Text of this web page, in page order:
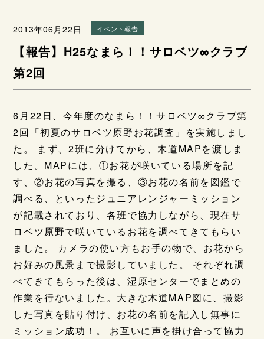
2013年06月22日 イベント報告
【報告】H25なまら！！サロベツ∞クラブ
第2回
6月22日、今年度のなまら！！サロベツ∞クラブ第
2回「初夏のサロベツ原野お花調査」を実施しまし
た。 まず、2班に分けてから、木道MAPを渡しま
した。MAPには、①お花が咲いている場所を記
す、②お花の写真を撮る、③お花の名前を図鑑で
調べる、といったジュニアレンジャーミッション
が記載されており、各班で協力しながら、現在サ
ロベツ原野で咲いているお花を調べてきてもらい
ました。 カメラの使い方もお手の物で、お花から
お好みの風景まで撮影していました。 それぞれ調
べてきてもらった後は、湿原センターでまとめの
作業を行ないました。大きな木道MAP図に、撮影
した写真を貼り付け、お花の名前を記入し無事に
ミッション成功！。 お互いに声を掛け合って協力